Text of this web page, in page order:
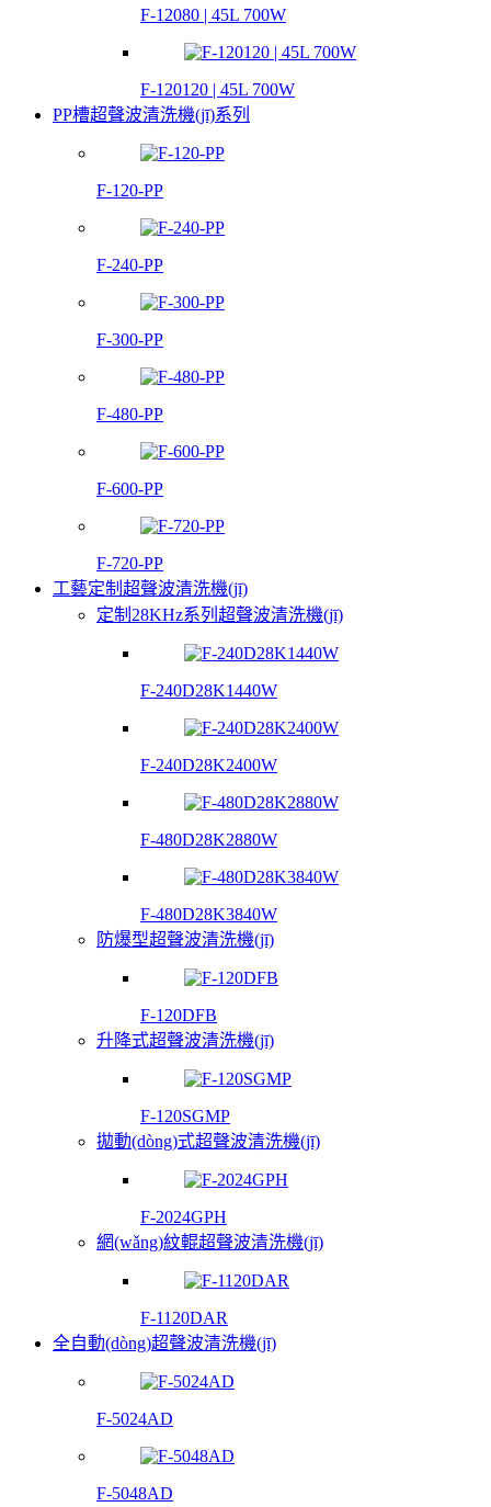
F-12080 | 45L 700W
F-120120 | 45L 700W
PP槽超聲波清洗機(jī)系列
F-120-PP
F-240-PP
F-300-PP
F-480-PP
F-600-PP
F-720-PP
工藝定制超聲波清洗機(jī)
定制28KHz系列超聲波清洗機(jī)
F-240D28K1440W
F-240D28K2400W
F-480D28K2880W
F-480D28K3840W
防爆型超聲波清洗機(jī)
F-120DFB
升降式超聲波清洗機(jī)
F-120SGMP
拋動(dòng)式超聲波清洗機(jī)
F-2024GPH
網(wǎng)紋輥超聲波清洗機(jī)
F-1120DAR
全自動(dòng)超聲波清洗機(jī)
F-5024AD
F-5048AD